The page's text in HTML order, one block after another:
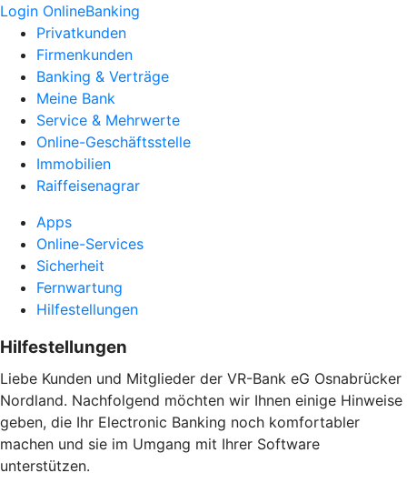
Login OnlineBanking
Privatkunden
Firmenkunden
Banking & Verträge
Meine Bank
Service & Mehrwerte
Online-Geschäftsstelle
Immobilien
Raiffeisenagrar
Apps
Online-Services
Sicherheit
Fernwartung
Hilfestellungen
Hilfestellungen
Liebe Kunden und Mitglieder der VR-Bank eG Osnabrücker
Nordland. Nachfolgend möchten wir Ihnen einige Hinweise
geben, die Ihr Electronic Banking noch komfortabler
machen und sie im Umgang mit Ihrer Software
unterstützen.